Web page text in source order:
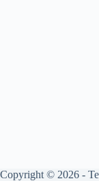
Copyright © 2026 -